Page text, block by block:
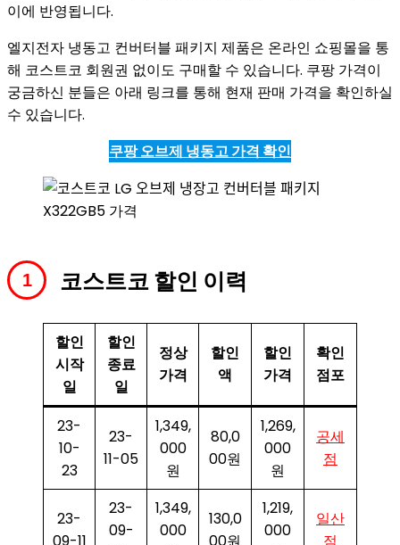
이에 반영됩니다.
엘지전자 냉동고 컨버터블 패키지 제품은 온라인 쇼핑몰을 통
해 코스트코 회원권 없이도 구매할 수 있습니다. 쿠팡 가격이
궁금하신 분들은 아래 링크를 통해 현재 판매 가격을 확인하실
수 있습니다.
쿠팡 오브제 냉동고 가격 확인
코스트코 할인 이력
할인
시작
일
할인
종료
일
정상
가격
할인
액
할인
가격
확인
점포
23-
10-
23
23-
11-05
1,349,
000
원
80,0
00원
1,269,
000
원
공세
점
23-
23-
09-
1,349,
000
130,0
1,219,
000
일산